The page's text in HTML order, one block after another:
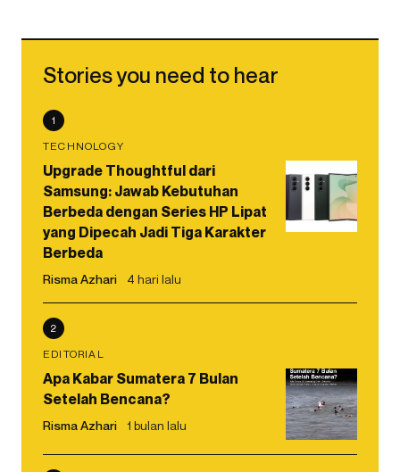
Stories you need to hear
1
TECHNOLOGY
Upgrade Thoughtful dari
Samsung: Jawab Kebutuhan
Berbeda dengan Series HP Lipat
yang Dipecah Jadi Tiga Karakter
Berbeda
Risma Azhari 4 hari lalu
2
EDITORIAL
Apa Kabar Sumatera 7 Bulan
Setelah Bencana?
Risma Azhari 1 bulan lalu